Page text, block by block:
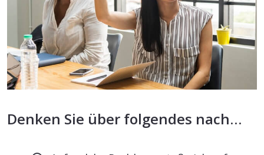
Denken Sie über folgendes nach…